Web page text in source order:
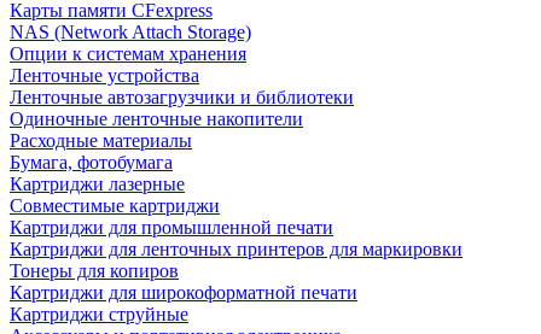
Карты памяти CFexpress
NAS (Network Attach Storage)
Опции к системам хранения
Ленточные устройства
Ленточные автозагрузчики и библиотеки
Одиночные ленточные накопители
Расходные материалы
Бумага, фотобумага
Картриджи лазерные
Совместимые картриджи
Картриджи для промышленной печати
Картриджи для ленточных принтеров для маркировки
Тонеры для копиров
Картриджи для широкоформатной печати
Картриджи струйные